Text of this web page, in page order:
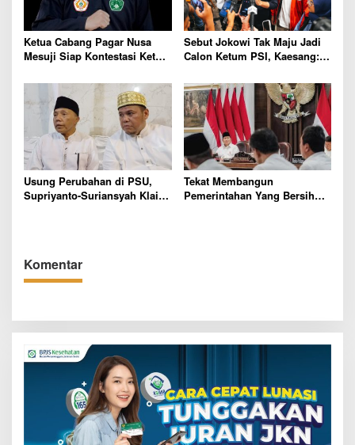
Ketua Cabang Pagar Nusa
Mesuji Siap Kontestasi Ketua
Lampung 2026
Sebut Jokowi Tak Maju Jadi
Calon Ketum PSI, Kaesang:
Solo
Usung Perubahan di PSU,
Supriyanto-Suriansyah Klaim
Tekat Membangun
Pemerintahan Yang Bersih
Komentar